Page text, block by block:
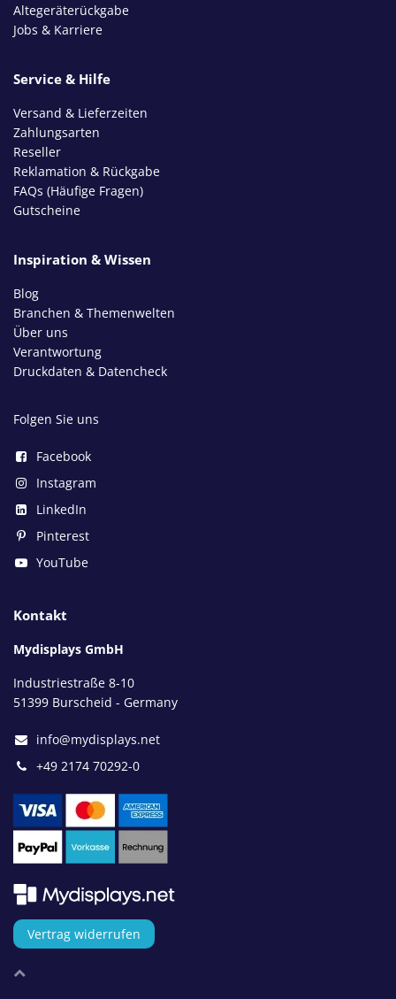
Altegeräterückgabe
Jobs & Karriere
Service & Hilfe
Versand & Lieferzeiten
Zahlungsarten
Reseller
Reklamation & Rückgabe
FAQs (Häufige Fragen)
Gutscheine
Inspiration & Wissen
Blog
Branchen & Themenwelten
Über uns
Verantwortung
Druckdaten & Datencheck
Folgen Sie uns
Facebook
Instagram
LinkedIn
Pinterest
YouTube
Kontakt
Mydisplays GmbH
Industriestraße 8-10
51399 Burscheid - Germany
info@mydisplays.net
+49 2174 70292-0
Vertrag widerrufen